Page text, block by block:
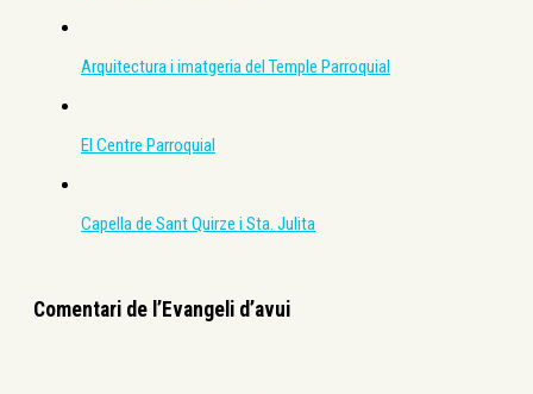
Arquitectura i imatgeria del Temple Parroquial
El Centre Parroquial
Capella de Sant Quirze i Sta. Julita
Comentari de l’Evangeli d’avui